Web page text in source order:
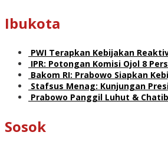
Ibukota
PWI Terapkan Kebijakan
IPR: Potongan Komisi Ojol 8
Bakom RI: Prabowo Siapkan
Stafsus Menag: Kunjungan
Prabowo Panggil Luhut &
Sosok